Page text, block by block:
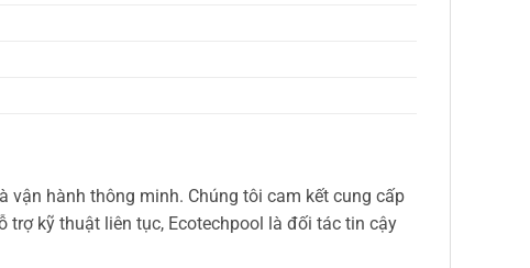
hành thông minh. Chúng tôi cam kết cung cấp
kỹ thuật liên tục, Ecotechpool là đối tác tin cậy